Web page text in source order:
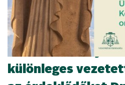
Szent István
különleges